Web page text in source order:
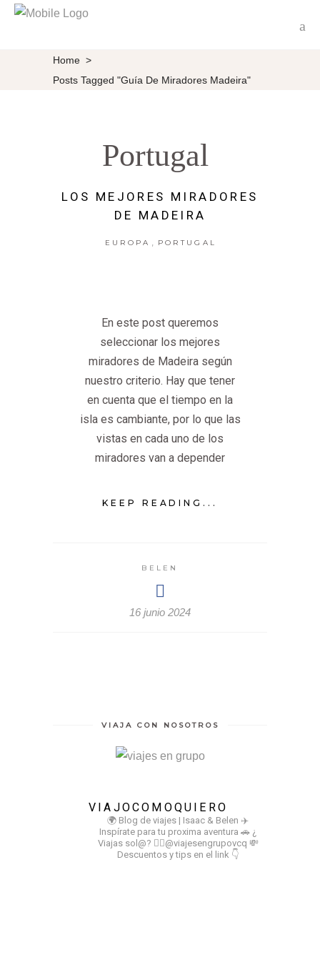
Home >
Posts Tagged "guía De Miradores Madeira"
Portugal
LOS MEJORES MIRADORES
DE MADEIRA
EUROPA PORTUGAL
En este post queremos
seleccionar los mejores
miradores de Madeira según
nuestro criterio. Hay que tener
en cuenta que el tiempo en la
isla es cambiante, por lo que las
vistas en cada uno de los
miradores van a depender
KEEP READING...
BELEN
16 junio 2024
VIAJA CON NOSOTROS
VIAJOCOMOQUIERO
🌍 Blog de viajes | Isaac & Belen ✈️
Inspírate para tu proxima aventura 🚗 ¿
Viajas sol@? 👉🏻@viajesengrupovcq 💸
Descuentos y tips en el link 👇